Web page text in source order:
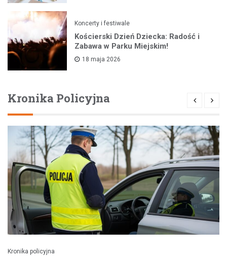
Koncerty i festiwale
Kościerski Dzień Dziecka: Radość i
Zabawa w Parku Miejskim!
18 maja 2026
Kronika Policyjna
Kronika policyjna